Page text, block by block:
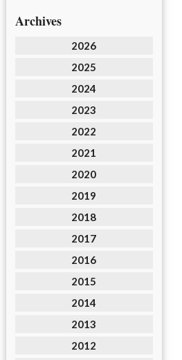
Archives
2026
2025
2024
2023
2022
2021
2020
2019
2018
2017
2016
2015
2014
2013
2012